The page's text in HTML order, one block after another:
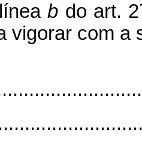
b do art.
vigorar com a